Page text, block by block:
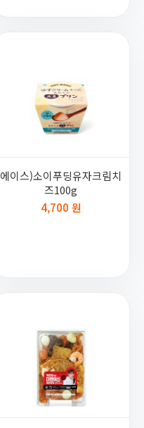
에이스)소이푸딩유자크림치
즈100g
4,700 원